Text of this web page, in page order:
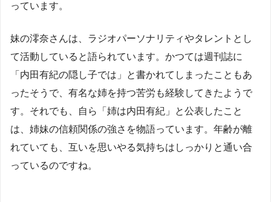
っています。
妹の澪奈さんは、ラジオパーソナリティやタレントとし
て活動していると語られています。かつては週刊誌に
「内田有紀の隠し子では」と書かれてしまったこともあ
ったそうで、有名な姉を持つ苦労も経験してきたようで
す。それでも、自ら「姉は内田有紀」と公表したこと
は、姉妹の信頼関係の強さを物語っています。年齢が離
れていても、互いを思いやる気持ちはしっかりと通い合
っているのですね。